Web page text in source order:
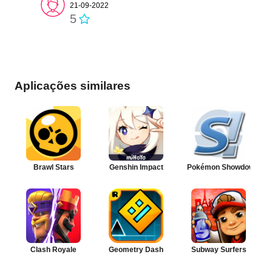
21-09-2022
5
Aplicações similares
Brawl Stars Genshin Impact Pokémon Showdown
Clash Royale Geometry Dash Subway Surfers